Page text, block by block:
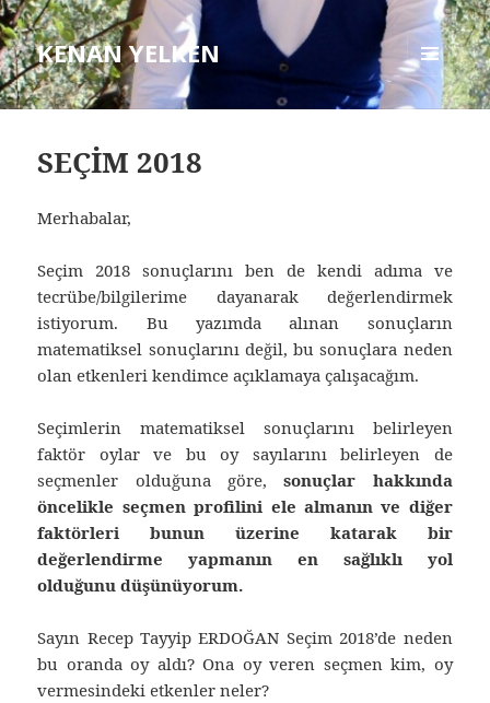
KENAN YELKEN
MENÜ
VE
SEÇİM 2018
Merhabalar,
Seçim 2018 sonuçlarını ben de kendi adıma ve
tecrübe/bilgilerime dayanarak değerlendirmek
istiyorum. Bu yazımda alınan sonuçların
matematiksel sonuçlarını değil, bu sonuçlara neden
olan etkenleri kendimce açıklamaya çalışacağım.
Seçimlerin matematiksel sonuçlarını belirleyen
faktör oylar ve bu oy sayılarını belirleyen de
seçmenler olduğuna göre,sonuçlar hakkında
öncelikle seçmen profilini ele almanın ve diğer
faktörleri bunun üzerine katarak bir
değerlendirme yapmanın en sağlıklı yol
olduğunu düşünüyorum.
Sayın Recep Tayyip ERDOĞAN Seçim 2018’de neden
bu oranda oy aldı? Ona oy veren seçmen kim, oy
vermesindeki etkenler neler?